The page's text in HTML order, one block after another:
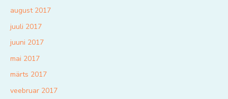
august 2017
juuli 2017
juuni 2017
mai 2017
märts 2017
veebruar 2017